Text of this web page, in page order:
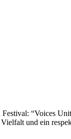
“Voices
und ein